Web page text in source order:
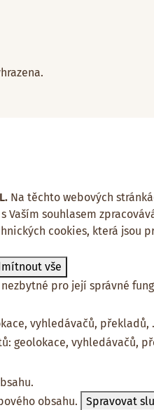
Na těchto webových
Vaším souhlasem
cookies, která jsou
vše
pro její správné
vyhledávačů, překladů,
geolokace, vyhledávačů,
obsahu. Spravovat